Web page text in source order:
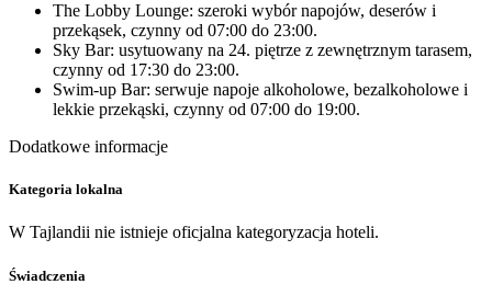
The Lobby Lounge: szeroki wybór napojów, deserów i
przekąsek, czynny od 07:00 do 23:00.
Sky Bar: usytuowany na 24. piętrze z zewnętrznym tarasem,
czynny od 17:30 do 23:00.
Swim-up Bar: serwuje napoje alkoholowe, bezalkoholowe i
lekkie przekąski, czynny od 07:00 do 19:00.
Dodatkowe informacje
Kategoria lokalna
W Tajlandii nie istnieje oficjalna kategoryzacja hoteli.
Świadczenia